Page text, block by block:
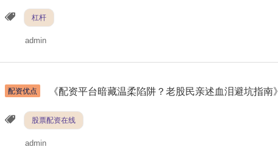
杠杆
admin
配资优点 《配资平台暗藏温柔陷阱？老股民亲述血泪避坑指南》
股票配资在线
admin